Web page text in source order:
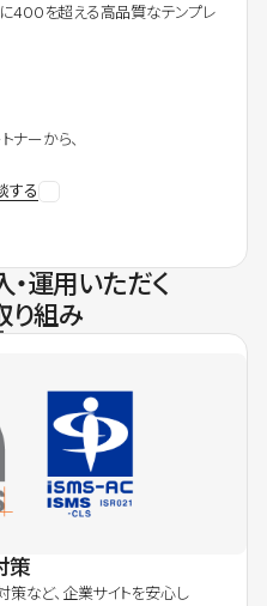
400を超える高品質なテンプレ
ーから、
する
・運用いただく
り組み
策
策など、企業サイトを安心し